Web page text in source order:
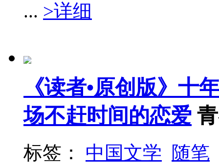
... >详细
《读者•原创版》十
场不赶时间的恋爱
标签： 中国文学
随笔